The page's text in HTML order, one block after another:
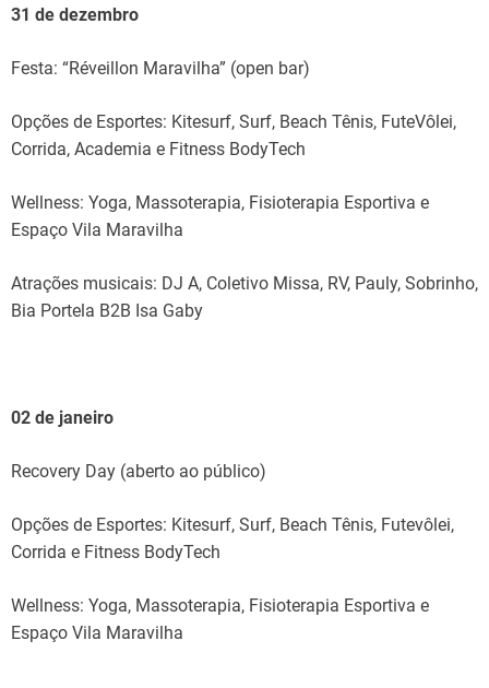
31 de dezembro
Festa: “Réveillon Maravilha” (open bar)
Opções de Esportes: Kitesurf, Surf, Beach Tênis, FuteVôlei,
Corrida, Academia e Fitness BodyTech
Wellness: Yoga, Massoterapia, Fisioterapia Esportiva e
Espaço Vila Maravilha
Atrações musicais: DJ A, Coletivo Missa, RV, Pauly, Sobrinho,
Bia Portela B2B Isa Gaby
02 de janeiro
Recovery Day (aberto ao público)
Opções de Esportes: Kitesurf, Surf, Beach Tênis, Futevôlei,
Corrida e Fitness BodyTech
Wellness: Yoga, Massoterapia, Fisioterapia Esportiva e
Espaço Vila Maravilha